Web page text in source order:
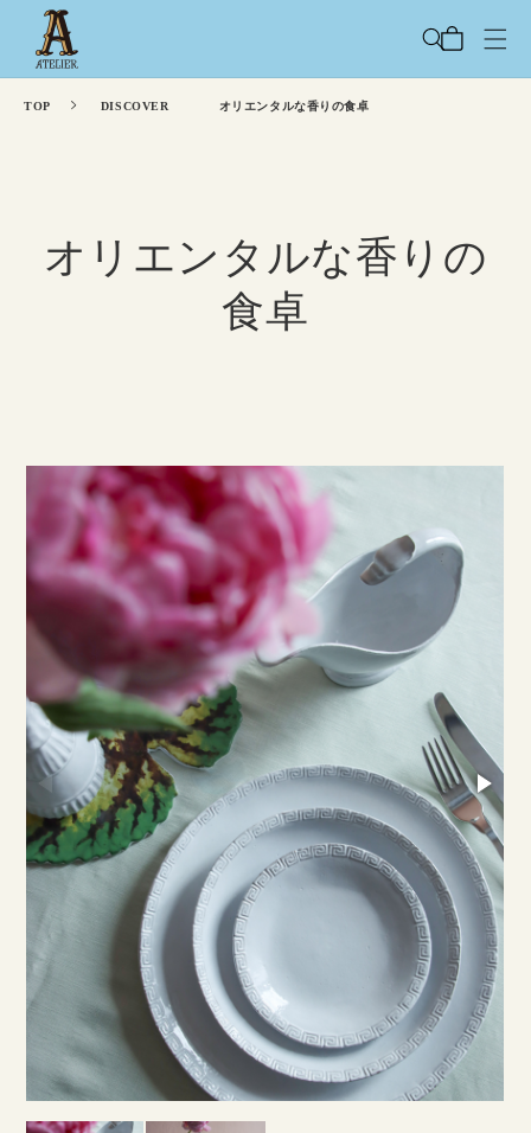
コンテ
ンツに
進む
ー
TOP DISCOVER オリエンタルな香りの食卓
オリエンタルな香りの
食卓